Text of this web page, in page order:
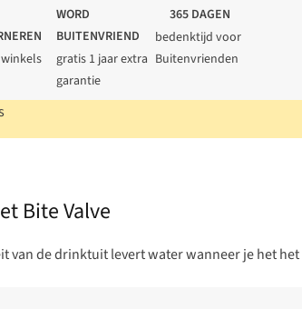
WORD
BUITENVRIEND
gratis 1 jaar extra
garantie
365 DAGEN
bedenktijd voor
Buitenvrienden
Bite Valve
van de drinktuit levert water wanneer je het